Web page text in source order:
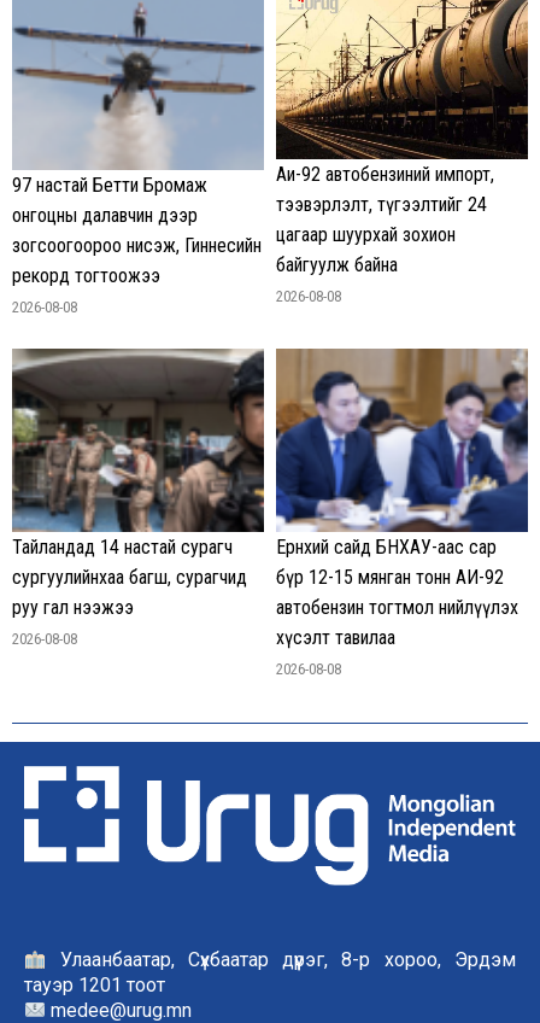
97 настай Бетти Бромаж
онгоцны далавчин дээр
зогсоогоороо нисэж, Гиннесийн
рекорд тогтоожээ
2026-08-08
Аи-92 автобензиний импорт,
тээвэрлэлт, түгээлтийг 24
цагаар шуурхай зохион
байгуулж байна
2026-08-08
Тайландад 14 настай сурагч
сургуулийнхаа багш, сурагчид
руу гал нээжээ
2026-08-08
Ерөнхий сайд БНХАУ-аас сар
бүр 12-15 мянган тонн АИ-92
автобензин тогтмол нийлүүлэх
хүсэлт тавилаа
2026-08-08
Улаанбаатар, Сүхбаатар дүүрэг, 8-р хороо, Эрдэм
тауэр 1201 тоот
medee@urug.mn